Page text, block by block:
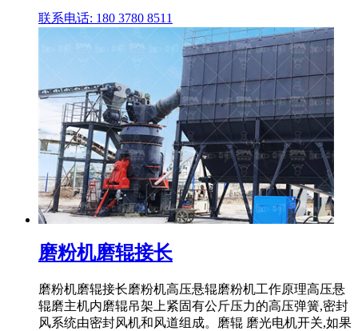
联系电话: 180 3780 8511
磨粉机磨辊接长
磨粉机磨辊接长磨粉机高压悬辊磨粉机工作原理高压悬
辊磨主机内磨辊吊架上紧固有公斤压力的高压弹簧,密封
风系统由密封风机和风道组成。磨辊 磨光电机开关,如果